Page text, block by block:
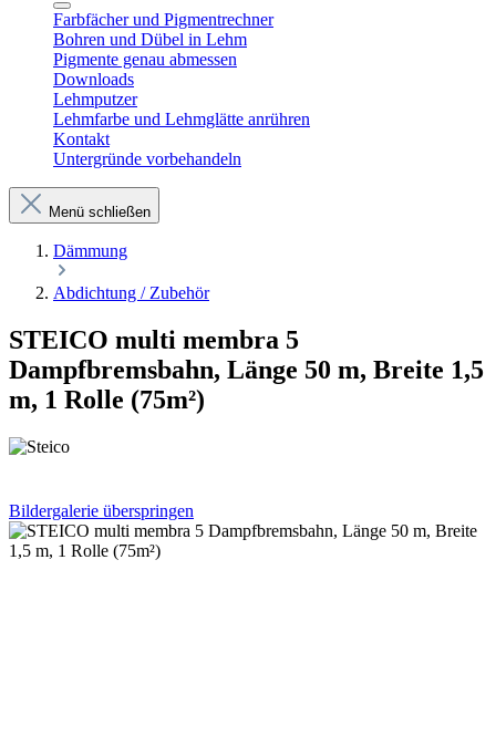
Farbfächer und Pigmentrechner
Bohren und Dübel in Lehm​
Pigmente genau abmessen
Downloads
Lehmputzer
Lehmfarbe und Lehmglätte anrühren
Kontakt
Untergründe vorbehandeln
Menü schließen
Dämmung
Abdichtung / Zubehör
STEICO multi membra 5
Dampfbremsbahn, Länge 50 m, Breite 1,5
m, 1 Rolle (75m²)
Bildergalerie überspringen